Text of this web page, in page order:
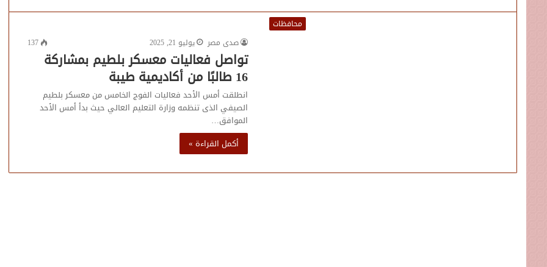
محافظات
صدى مصر
يوليو 21, 2025 137
تواصل فعاليات معسكر بلطيم بمشاركة
16 طالبًا من أكاديمية طيبة
انطلقت أمس الأحد فعاليات الفوج الخامس من معسكر بلطيم
الصيفي الذى تنظمه وزارة التعليم العالي حيث بدأ أمس الأحد
الموافق…
أكمل القراءة »